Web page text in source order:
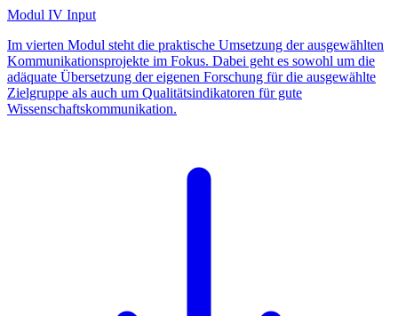
Modul IV Input
Im vierten Modul steht die praktische Umsetzung der ausgewählten
Kommunikationsprojekte im Fokus. Dabei geht es sowohl um die
adäquate Übersetzung der eigenen Forschung für die ausgewählte
Zielgruppe als auch um Qualitätsindikatoren für gute
Wissenschaftskommunikation.